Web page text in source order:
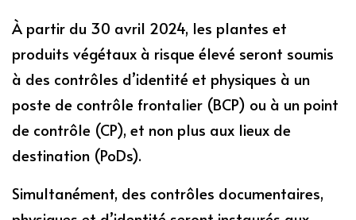
À partir du 30 avril 2024, les plantes et
produits végétaux à risque élevé seront soumis
à des contrôles d’identité et physiques à un
poste de contrôle frontalier (BCP) ou à un point
de contrôle (CP), et non plus aux lieux de
destination (PoDs).
Simultanément, des contrôles documentaires,